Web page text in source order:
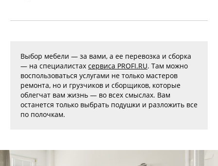
Выбор мебели — за вами, а ее перевозка и сборка
— на специалистах сервиса PROFI.RU. Там можно
воспользоваться услугами не только мастеров
ремонта, но и грузчиков и сборщиков, которые
облегчат вам жизнь — во всех смыслах. Вам
останется только выбрать подушки и разложить все
по полочкам.